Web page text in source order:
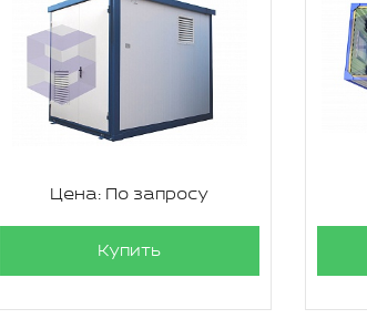
Цена: По запросу
Купить